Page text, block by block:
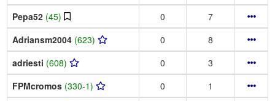
Pepa52 (45) 0
7
Adriansm2004 (623) 0
8
adriesti (608) 0
3
FPMcromos (330-1) 0
1